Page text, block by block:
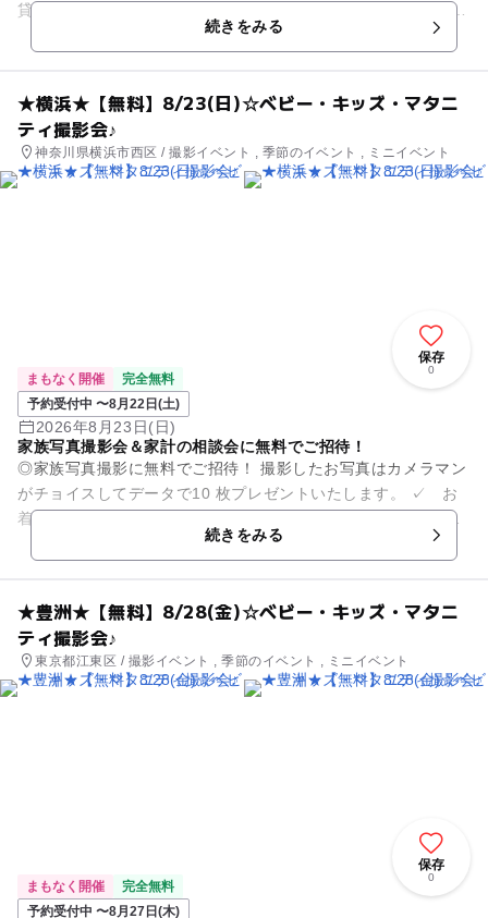
貸し切りでたっぷり撮影いたします。 ✓ 小物などのお持ち込
続きをみる
★横浜★【無料】8/23(日)☆ベビー・キッズ・マタニ
ティ撮影会♪
神奈川県横浜市西区 / 撮影イベント , 季節のイベント , ミニイベント
保存
0
まもなく開催
完全無料
予約受付中 〜8月22日(土)
2026年8月23日(日)
家族写真撮影会＆家計の相談会に無料でご招待！
◎家族写真撮影に無料でご招待！ 撮影したお写真はカメラマン
がチョイスしてデータで10 枚プレゼントいたします。 ✓ お
着換えや衣装替えなども大歓迎！貸し切りでたっぷり撮影いた
続きをみる
★豊洲★【無料】8/28(金)☆ベビー・キッズ・マタニ
ティ撮影会♪
東京都江東区 / 撮影イベント , 季節のイベント , ミニイベント
保存
0
まもなく開催
完全無料
予約受付中 〜8月27日(木)